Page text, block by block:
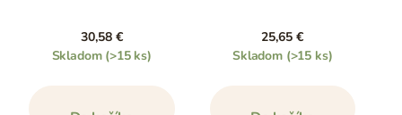
30,58 €
Skladom (>15 ks)
25,65 €
Skladom (>15 ks)